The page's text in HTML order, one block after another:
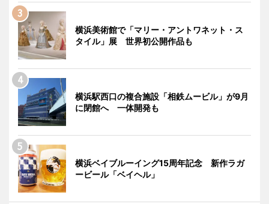
横浜美術館で「マリー・アントワネット・ス
タイル」展 世界初公開作品も
横浜駅西口の複合施設「相鉄ムービル」が9月
に閉館へ 一体開発も
横浜ベイブルーイング15周年記念 新作ラガ
ービール「ベイヘル」